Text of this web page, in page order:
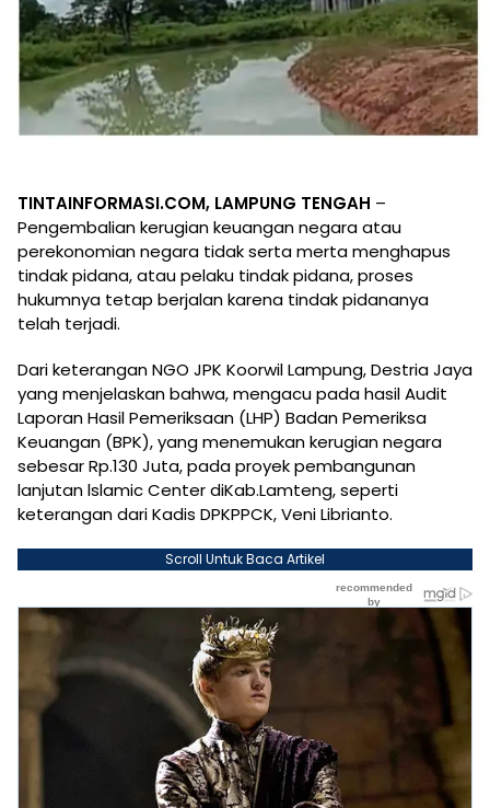
TINTAINFORMASI.COM, LAMPUNG TENGAH –
Pengembalian kerugian keuangan negara atau
perekonomian negara tidak serta merta menghapus
tindak pidana, atau pelaku tindak pidana, proses
hukumnya tetap berjalan karena tindak pidananya
telah terjadi.
Dari keterangan NGO JPK Koorwil Lampung, Destria Jaya
yang menjelaskan bahwa, mengacu pada hasil Audit
Laporan Hasil Pemeriksaan (LHP) Badan Pemeriksa
Keuangan (BPK), yang menemukan kerugian negara
sebesar Rp.130 Juta, pada proyek pembangunan
lanjutan lslamic Center diKab.Lamteng, seperti
keterangan dari Kadis DPKPPCK, Veni Librianto.
Scroll Untuk Baca Artikel